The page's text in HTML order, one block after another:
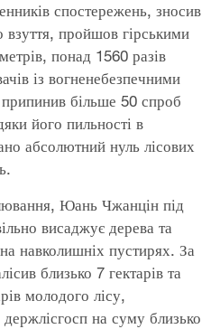
спостережень, зносив
пройшов гірськими
понад 1560 разів
із вогненебезпечними
більше 50 спроб
його пильності в
абсолютний нуль лісових
Юань Чжанцін під
висаджує дерева та
навколишніх пустирях. За
близько 7 гектарів та
молодого лісу,
на суму близько